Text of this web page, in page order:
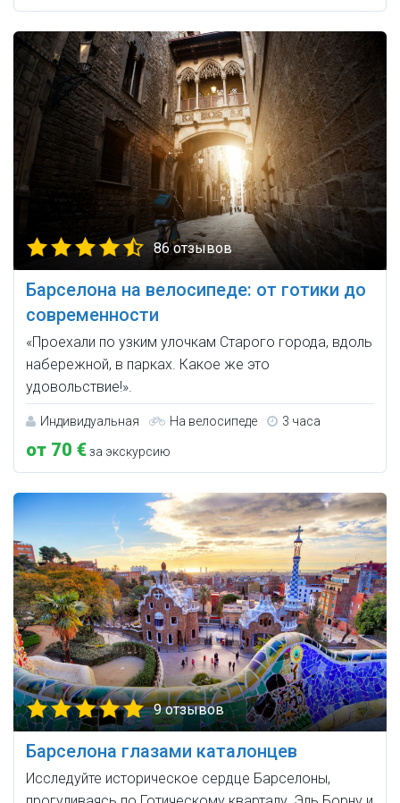
86 отзывов
Барселона на велосипеде: от готики до
современности
«Проехали по узким улочкам Старого города, вдоль
набережной, в парках. Какое же это
удовольствие!».
Индивидуальная На велосипеде 3 часа
от 70 €за экскурсию
9 отзывов
Барселона глазами каталонцев
Исследуйте историческое сердце Барселоны,